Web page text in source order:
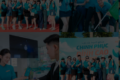
Khối Kế
Khối Kế
Khối Thẩm định và
đốc
ABBANK Bến Thành
ABBANK Tây Sài
ABBANK Bình Dương